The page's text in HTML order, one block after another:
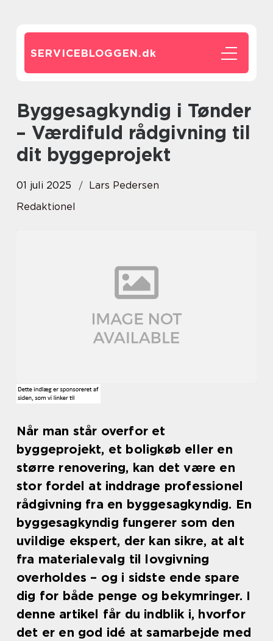
SERVICEBLOGGEN.dk
Byggesagkyndig i Tønder
– Værdifuld rådgivning til
dit byggeprojekt
01 juli 2025
Lars Pedersen
Redaktionel
Når man står overfor et
byggeprojekt, et boligkøb eller en
større renovering, kan det være en
stor fordel at inddrage professionel
rådgivning fra en byggesagkyndig. En
byggesagkyndig fungerer som den
uvildige ekspert, der kan sikre, at alt
fra materialevalg til lovgivning
overholdes – og i sidste ende spare
dig for både penge og bekymringer. I
denne artikel får du indblik i, hvorfor
det er en god idé at samarbejde med